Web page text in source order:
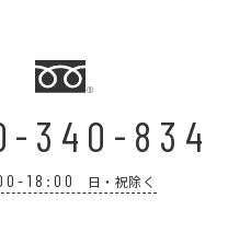
340-834
18:00 日・祝除く